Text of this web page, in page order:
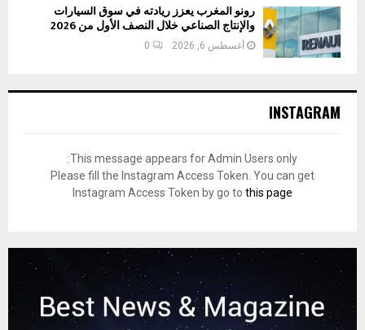
رونو المغرب يعزز ريادته في سوق السيارات
والإنتاج الصناعي خلال النصف الأول من 2026
أغسطس 6, 2026 0
INSTAGRAM
This message appears for Admin Users only:
Please fill the Instagram Access Token. You can get
Instagram Access Token by go to this page